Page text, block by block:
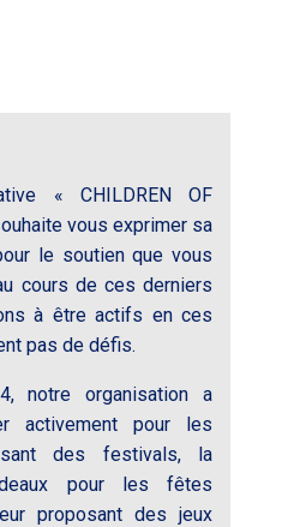
« CHILDREN OF
vous exprimer sa
le soutien que vous
cours de ces derniers
à être actifs en ces
pas de défis.
notre organisation a
activement pour les
des festivals, la
pour les fêtes
proposant des jeux